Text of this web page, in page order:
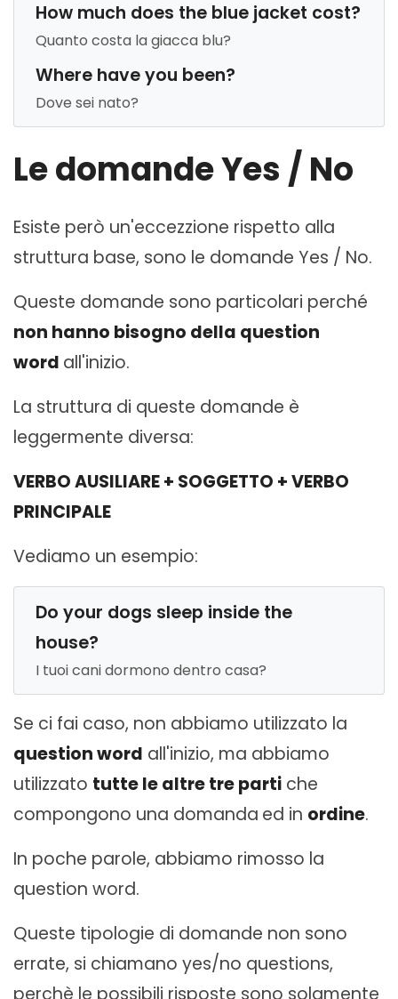
How much does the blue jacket cost?
Quanto costa la giacca blu?
Where have you been?
Dove sei nato?
Le domande Yes / No
Esiste però un'eccezzione rispetto alla
struttura base, sono le domande Yes / No.
Queste domande sono particolari perché
non hanno bisogno della question
word all'inizio.
La struttura di queste domande è
leggermente diversa:
VERBO AUSILIARE + SOGGETTO + VERBO
PRINCIPALE
Vediamo un esempio:
Do your dogs sleep inside the
house?
I tuoi cani dormono dentro casa?
Se ci fai caso, non abbiamo utilizzato la
question word all'inizio, ma abbiamo
utilizzato tutte le altre tre parti che
compongono una domanda ed in ordine.
In poche parole, abbiamo rimosso la
question word.
Queste tipologie di domande non sono
errate, si chiamano yes/no questions,
perchè le possibili risposte sono solamente